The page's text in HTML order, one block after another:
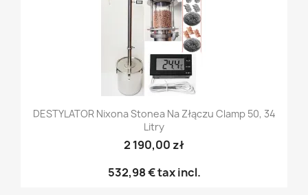
DESTYLATOR Nixona Stonea Na Złączu Clamp 50, 34
Litry
2 190,00 zł
532,98 €tax incl.